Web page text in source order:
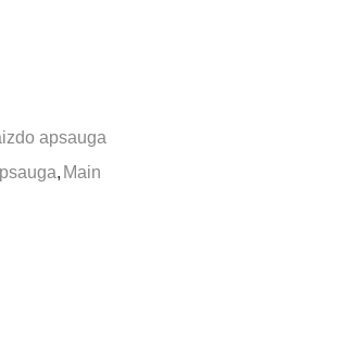
apsauga
, Main